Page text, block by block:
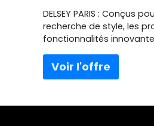
DELSEY PARIS : Conçus
recherche de style, les
fonctionnalités
sangles réglables
SECURITECH, breveté par